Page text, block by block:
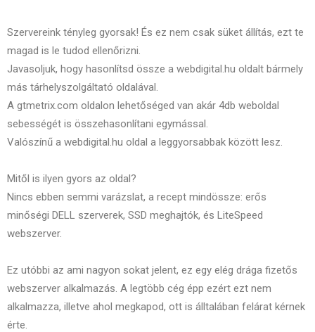
Szervereink tényleg gyorsak! És ez nem csak süket állítás, ezt te
magad is le tudod ellenőrizni.
Javasoljuk, hogy hasonlítsd össze a webdigital.hu oldalt bármely
más tárhelyszolgáltató oldalával.
A gtmetrix.com oldalon lehetőséged van akár 4db weboldal
sebességét is összehasonlítani egymással.
Valószínű a webdigital.hu oldal a leggyorsabbak között lesz.
Mitől is ilyen gyors az oldal?
Nincs ebben semmi varázslat, a recept mindössze: erős
minőségi DELL szerverek, SSD meghajtók, és LiteSpeed
webszerver.
Ez utóbbi az ami nagyon sokat jelent, ez egy elég drága fizetős
webszerver alkalmazás. A legtöbb cég épp ezért ezt nem
alkalmazza, illetve ahol megkapod, ott is álltalában felárat kérnek
érte.